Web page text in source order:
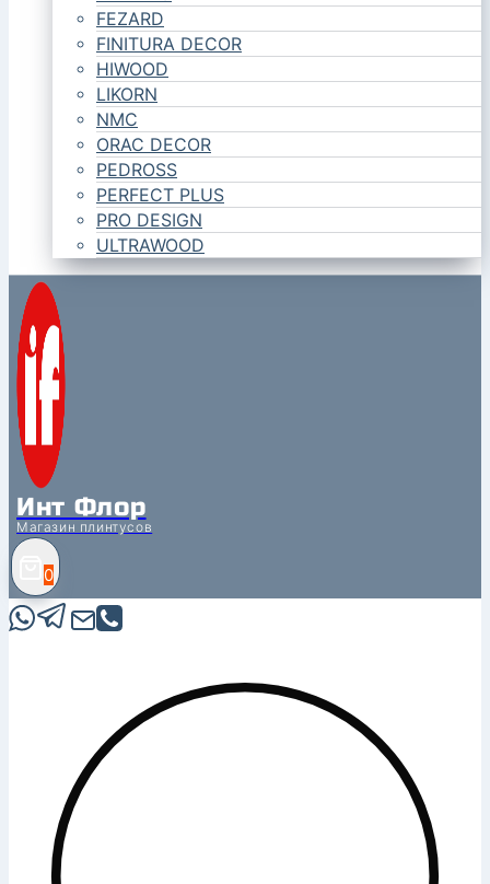
FEZARD
FINITURA DECOR
HIWOOD
LIKORN
NMC
ORAC DECOR
PEDROSS
PERFECT PLUS
PRO DESIGN
ULTRAWOOD
Инт Флор
Магазин плинтусов
0